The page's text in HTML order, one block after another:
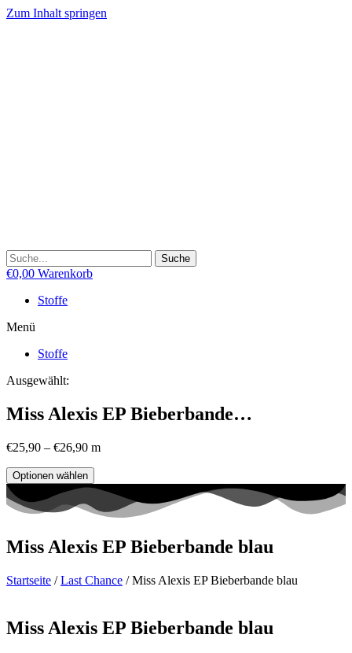
Zum Inhalt springen
Suche
€0,00 Warenkorb
Stoffe
Menü
Stoffe
Ausgewählt:
Miss Alexis EP Bieberbande…
€25,90 – €26,90 m
Optionen wählen
Miss Alexis EP Bieberbande blau
Startseite /Last Chance / Miss Alexis EP Bieberbande blau
Miss Alexis EP Bieberbande blau